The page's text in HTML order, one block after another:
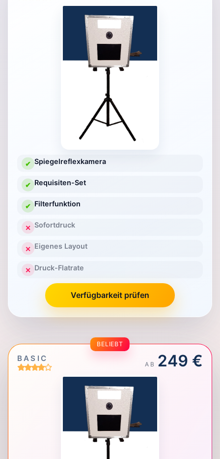
✔ Spiegelreflexkamera
✔ Requisiten-Set
✔ Filterfunktion
✕ Sofortdruck
✕ Eigenes Layout
✕ Druck-Flatrate
Verfügbarkeit prüfen
BELIEBT
BASIC
AB 249 €